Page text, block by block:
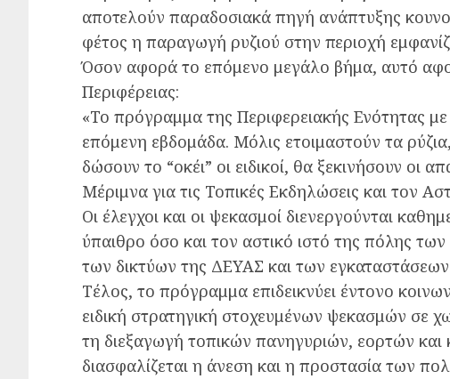
αποτελούν παραδοσιακά πηγή ανάπτυξης
φέτος η παραγωγή ρυζιού στην περιοχή
Όσον αφορά το επόμενο μεγάλο βήμα, αυτό
Περιφέρειας:
«Το πρόγραμμα της Περιφερειακής Ενότητας με
επόμενη εβδομάδα. Μόλις ετοιμαστούν τα
δώσουν το “οκέι” οι ειδικοί, θα ξεκινήσουν οι
Μέριμνα για τις Τοπικές Εκδηλώσεις και τον
Οι έλεγχοι και οι ψεκασμοί διενεργούνται
ύπαιθρο όσο και τον αστικό ιστό της πόλης
των δικτύων της ΔΕΥΑΣ και των
Τέλος, το πρόγραμμα επιδεικνύει έντονο
ειδική στρατηγική στοχευμένων ψεκασμών σε
τη διεξαγωγή τοπικών πανηγυριών, εορτών
διασφαλίζεται η άνεση και η προστασία των